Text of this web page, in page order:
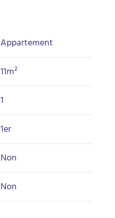
Appartement
11m²
1
1er
Non
Non